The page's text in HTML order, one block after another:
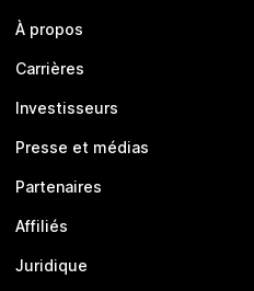
À propos
Carrières
Investisseurs
Presse et médias
Partenaires
Affiliés
Juridique